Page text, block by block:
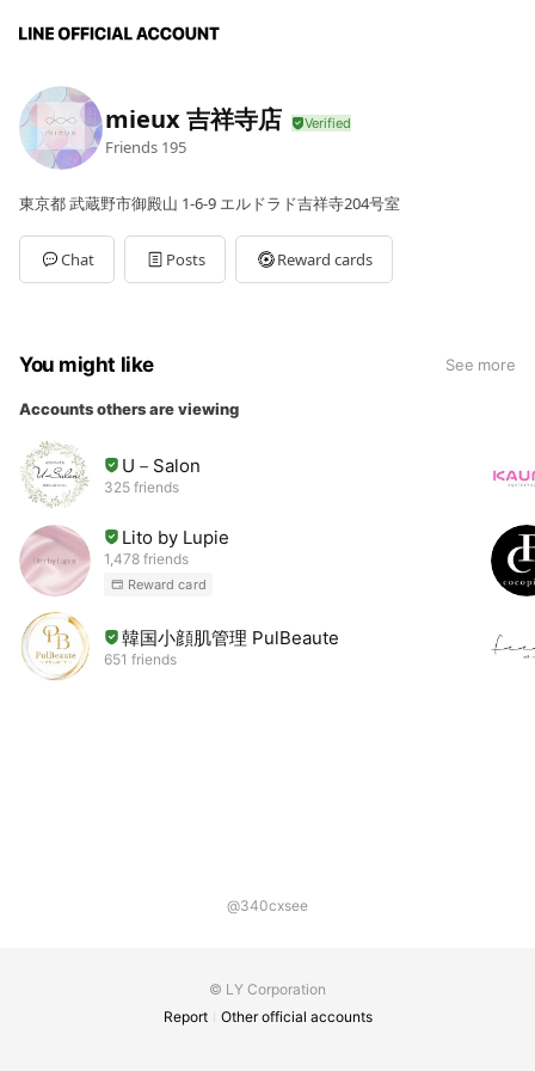
mieux 吉祥寺店
Friends 195
東京都 武蔵野市御殿山 1-6-9 エルドラド吉祥寺204号室
Chat Posts Reward cards
You might like See more
Accounts others are viewing
U－Salon
325 friends
Lito by Lupie
1,478 friends
Reward card
韓国小顔肌管理 PulBeaute
651 friends
@340cxsee
© LY Corporation
Report
Other official accounts